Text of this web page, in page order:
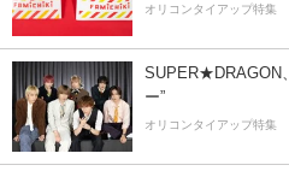
オリコンタイアップ特集
SUPER★DRAGON
ー”
オリコンタイアップ特集